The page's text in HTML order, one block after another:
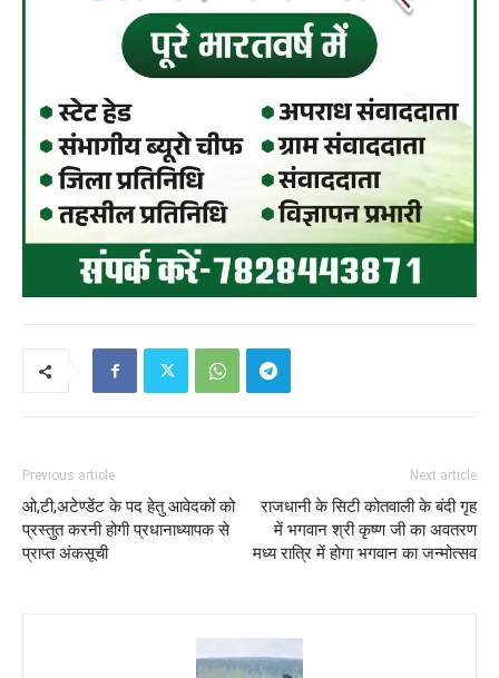
Previous article
ओ,टी,अटेण्डेंट के पद हेतु आवेदकों को
प्रस्तुत करनी होगी प्रधानाध्यापक से
प्राप्त अंकसूची
Next article
राजधानी के सिटी कोतवाली के बंदी गृह
में भगवान श्री कृष्ण जी का अवतरण
मध्य रात्रि में होगा भगवान का जन्मोत्सव